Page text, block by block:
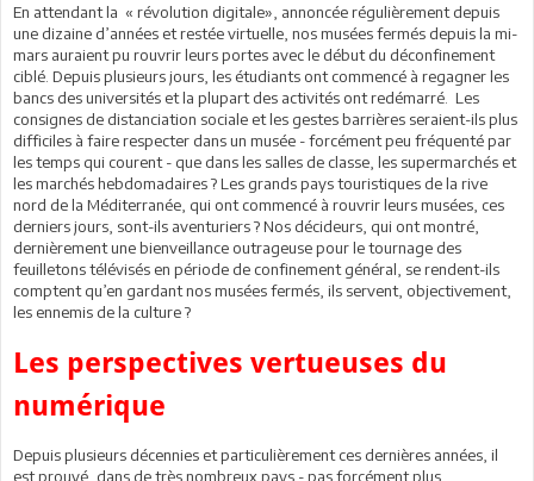
En attendant la « révolution digitale», annoncée régulièrement depuis
une dizaine d’années et restée virtuelle, nos musées fermés depuis la mi-
mars auraient pu rouvrir leurs portes avec le début du déconfinement
ciblé. Depuis plusieurs jours, les étudiants ont commencé à regagner les
bancs des universités et la plupart des activités ont redémarré. Les
consignes de distanciation sociale et les gestes barrières seraient-ils plus
difficiles à faire respecter dans un musée - forcément peu fréquenté par
les temps qui courent - que dans les salles de classe, les supermarchés et
les marchés hebdomadaires ? Les grands pays touristiques de la rive
nord de la Méditerranée, qui ont commencé à rouvrir leurs musées, ces
derniers jours, sont-ils aventuriers ? Nos décideurs, qui ont montré,
dernièrement une bienveillance outrageuse pour le tournage des
feuilletons télévisés en période de confinement général, se rendent-ils
comptent qu’en gardant nos musées fermés, ils servent, objectivement,
les ennemis de la culture ?
Les perspectives vertueuses du
numérique
Depuis plusieurs décennies et particulièrement ces dernières années, il
est prouvé, dans de très nombreux pays - pas forcément plus